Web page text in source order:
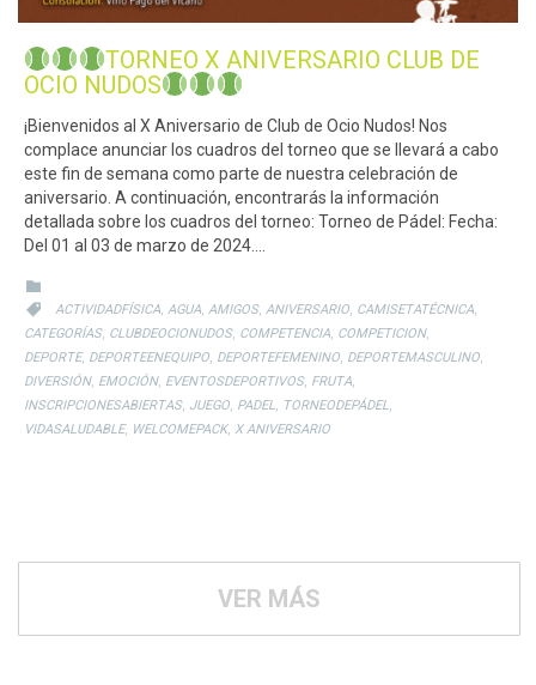
TORNEO X ANIVERSARIO CLUB DE
OCIO NUDOS
¡Bienvenidos al X Aniversario de Club de Ocio Nudos! Nos
complace anunciar los cuadros del torneo que se llevará a cabo
este fin de semana como parte de nuestra celebración de
aniversario. A continuación, encontrarás la información
detallada sobre los cuadros del torneo: Torneo de Pádel: Fecha:
Del 01 al 03 de marzo de 2024….

 CATEGORY
ACTIVIDADFÍSICA, AGUA, AMIGOS, ANIVERSARIO, CAMISETATÉCNICA,
CATEGORÍAS, CLUBDEOCIONUDOS, COMPETENCIA, COMPETICION,
DEPORTE, DEPORTEENEQUIPO, DEPORTEFEMENINO, DEPORTEMASCULINO,
DIVERSIÓN, EMOCIÓN, EVENTOSDEPORTIVOS, FRUTA,
INSCRIPCIONESABIERTAS, JUEGO, PADEL, TORNEODEPÁDEL,
VIDASALUDABLE, WELCOMEPACK, X ANIVERSARIO
VER MÁS